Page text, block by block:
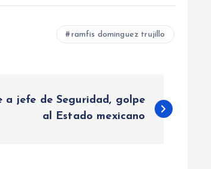
ramfis dominguez trujillo
a jefe de Seguridad, golpe
al Estado mexicano